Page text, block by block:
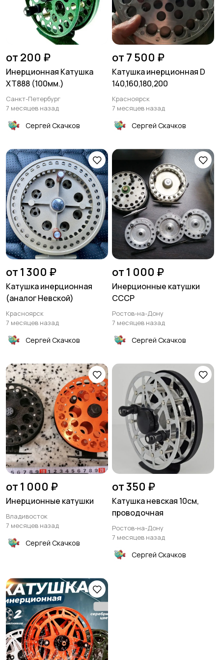
от 200 ₽
Инерционная Катушка
XT888 (100мм.)
Санкт-Петербург
7 месяцев назад
Сергей Скачков
от 7 500 ₽
Катушка инерционная D
140,160,180,200
Красноярск
7 месяцев назад
Сергей Скачков
от 1 300 ₽
Катушка инерционная
(аналог Невской)
Красноярск
7 месяцев назад
Сергей Скачков
от 1 000 ₽
Инерционные катушки
СССР
Ростов-на-Дону
7 месяцев назад
Сергей Скачков
от 1 000 ₽
Инерционные катушки
Владивосток
7 месяцев назад
Сергей Скачков
от 350 ₽
Катушка невская 10см,
проводочная
Ростов-на-Дону
7 месяцев назад
Сергей Скачков